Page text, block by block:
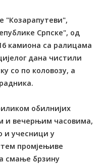
"Козарапутеви",
Српске", од
камиона са ралицама
дана чистили
со по коловозу, а
обилнијих
и вечерњим часовима,
и учесници у
промјењиве
смање брзину